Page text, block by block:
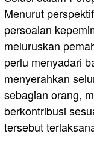
Menurut
persoalan
meluruskan
perlu menyadari
menyerahkan
sebagian orang,
berkontribusi
tersebut